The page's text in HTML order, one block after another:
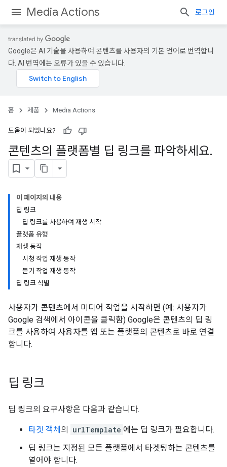
Media Actions 로그인
Google은 AI 기술을 사용하여 콘텐츠를 사용자의 기본 언어로 번역합니
다. AI 번역에는 오류가 있을 수 있습니다.
홈 제품 Media Actions
도움이 되었나요?
콘텐츠의 플랫폼별 딥 링크를 파악하세요.
이 페이지의 내용
딥 링크
딥 링크를 사용하여 재생 시작
플랫폼 유형
재생 동작
시청 작업 재생 동작
듣기 작업 재생 동작
딥 링크 식별
사용자가 콘텐츠에서 미디어 작업을 시작하면 (예: 사용자가
Google 검색에서 아이콘을 클릭함) Google은 콘텐츠의 딥 링
크를 사용하여 사용자를 앱 또는 플랫폼의 콘텐츠로 바로 연결
합니다.
딥 링크
딥 링크의 요구사항은 다음과 같습니다.
타겟 객체 의 urlTemplate 에는 딥 링크가 필요합니다.
딥 링크는 지정된 모든 플랫폼에서 타겟팅하는 콘텐츠를
열어야 합니다.